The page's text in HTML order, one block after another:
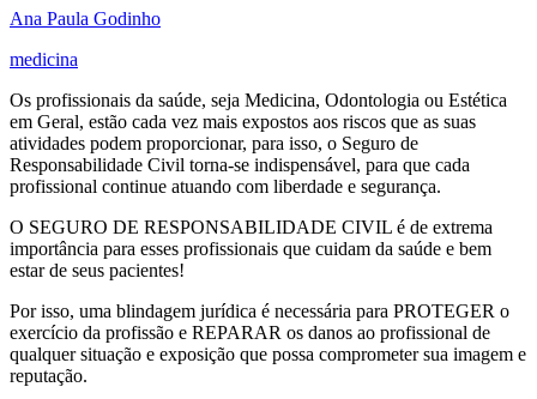
Ana Paula Godinho
medicina
Os profissionais da saúde, seja Medicina, Odontologia ou Estética
em Geral, estão cada vez mais expostos aos riscos que as suas
atividades podem proporcionar, para isso, o Seguro de
Responsabilidade Civil torna-se indispensável, para que cada
profissional continue atuando com liberdade e segurança.
O SEGURO DE RESPONSABILIDADE CIVIL é de extrema
importância para esses profissionais que cuidam da saúde e bem
estar de seus pacientes!
Por isso, uma blindagem jurídica é necessária para PROTEGER o
exercício da profissão e REPARAR os danos ao profissional de
qualquer situação e exposição que possa comprometer sua imagem e
reputação.